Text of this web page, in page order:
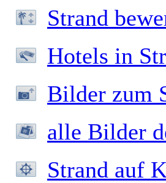
Strand
Hotels in
Bilder zum
alle Bilder
Strand auf